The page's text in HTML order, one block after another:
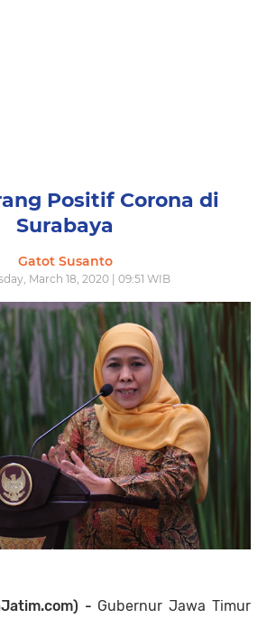
Positif Corona di
Surabaya
Gatot Susanto
March 18, 2020 | 09:51 WIB
- Gubernur Jawa Timur